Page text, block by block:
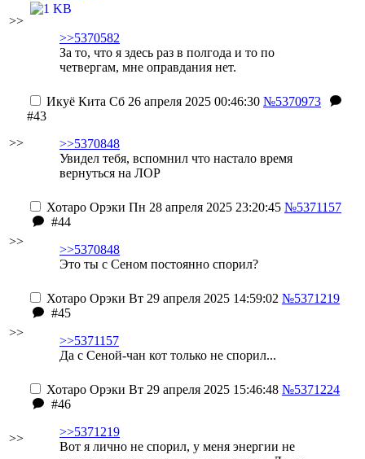
>>
>>5370582
За то, что я здесь раз в полгода и то по
четвергам, мне оправдания нет.
>>
Икуё Кита Сб 26 апреля 2025 00:46:30 №5370973
#43
>>5370848
Увидел тебя, вспомнил что настало время
вернуться на ЛОР
>>
Хотаро Орэки Пн 28 апреля 2025 23:20:45 №5371157
#44
>>5370848
Это ты с Сеном постоянно спорил?
>>
Хотаро Орэки Вт 29 апреля 2025 14:59:02 №5371219
#45
>>5371157
Да с Сеной-чан кот только не спорил...
>>
Хотаро Орэки Вт 29 апреля 2025 15:46:48 №5371224
#46
>>5371219
Вот я лично не спорил, у меня энергии не